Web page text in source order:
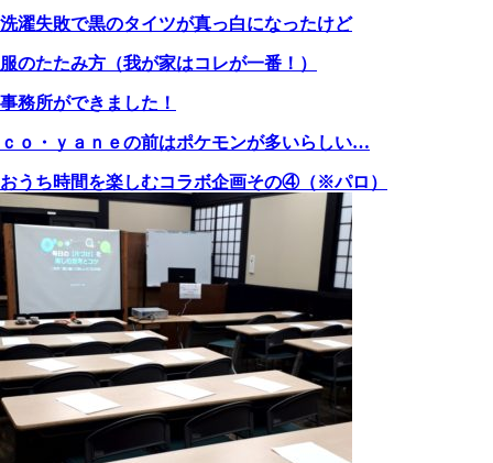
洗濯失敗で黒のタイツが真っ白になったけど
服のたたみ方（我が家はコレが一番！）
事務所ができました！
ｃｏ・ｙａｎｅの前はポケモンが多いらしい…
おうち時間を楽しむコラボ企画その④（※パロ）